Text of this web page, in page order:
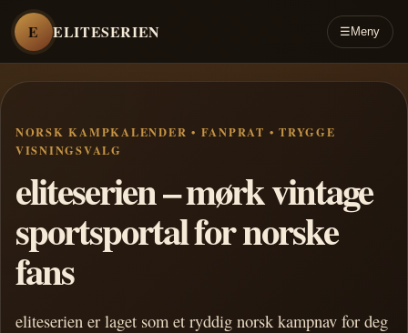
E ELITESERIEN ☰ Meny
NORSK KAMPKALENDER • FANPRAT • TRYGGE
VISNINGSVALG
eliteserien – mørk vintage
sportsportal for norske
fans
eliteserien er laget som et ryddig norsk kampnav for deg